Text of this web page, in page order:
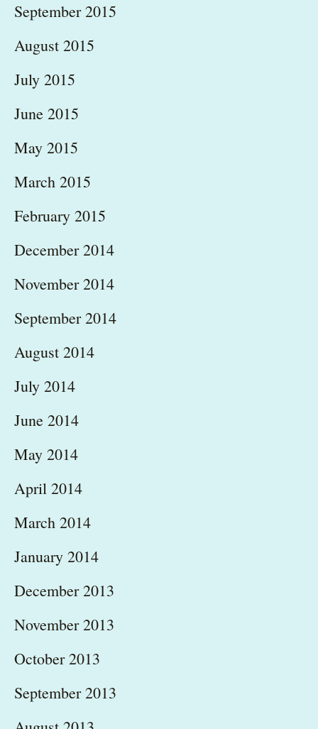
September 2015
August 2015
July 2015
June 2015
May 2015
March 2015
February 2015
December 2014
November 2014
September 2014
August 2014
July 2014
June 2014
May 2014
April 2014
March 2014
January 2014
December 2013
November 2013
October 2013
September 2013